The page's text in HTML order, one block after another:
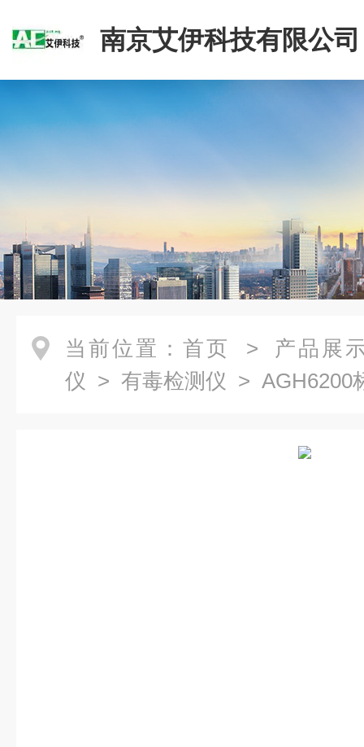
南京艾伊科技有限公司
当前位置： 首页 > 产品展
仪 > 有毒检测仪 > AGH6200